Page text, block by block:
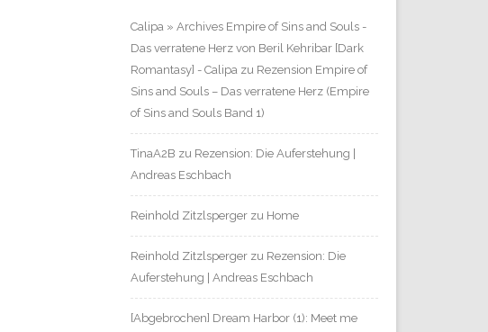
Calipa » Archives Empire of Sins and Souls -
Das verratene Herz von Beril Kehribar [Dark
Romantasy] - Calipa zu Rezension Empire of
Sins and Souls – Das verratene Herz (Empire
of Sins and Souls Band 1)
TinaA2B zu Rezension: Die Auferstehung |
Andreas Eschbach
Reinhold Zitzlsperger zu Home
Reinhold Zitzlsperger zu Rezension: Die
Auferstehung | Andreas Eschbach
[Abgebrochen] Dream Harbor (1): Meet me